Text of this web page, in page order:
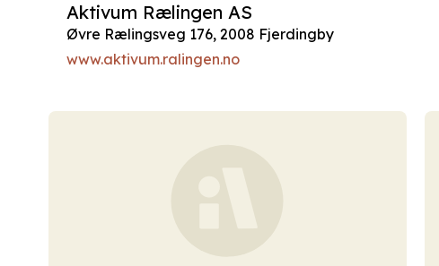
Aktivum Rælingen AS
Øvre Rælingsveg 176, 2008 Fjerdingby
www.aktivum.ralingen.no